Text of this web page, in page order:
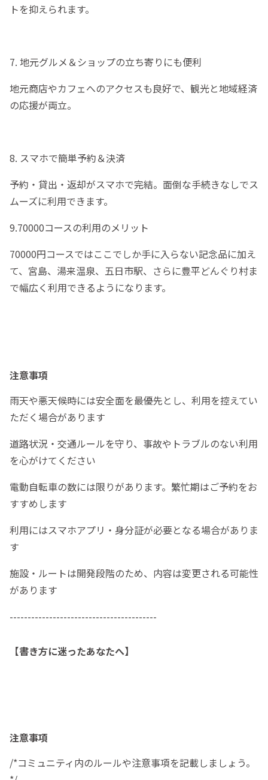
トを抑えられます。
7. 地元グルメ＆ショップの立ち寄りにも便利
地元商店やカフェへのアクセスも良好で、観光と地域経済
の応援が両立。
8. スマホで簡単予約＆決済
予約・貸出・返却がスマホで完結。面倒な手続きなしでス
ムーズに利用できます。
9.70000コースの利用のメリット
70000円コースではここでしか手に入らない記念品に加え
て、宮島、湯来温泉、五日市駅、さらに豊平どんぐり村ま
で幅広く利用できるようになります。
注意事項
雨天や悪天候時には安全面を最優先とし、利用を控えてい
ただく場合があります
道路状況・交通ルールを守り、事故やトラブルのない利用
を心がけてください
電動自転車の数には限りがあります。繁忙期はご予約をお
すすめします
利用にはスマホアプリ・身分証が必要となる場合がありま
す
施設・ルートは開発段階のため、内容は変更される可能性
があります
-----------------------------------------
【書き方に迷ったあなたへ】
注意事項
/*コミュニティ内のルールや注意事項を記載しましょう。